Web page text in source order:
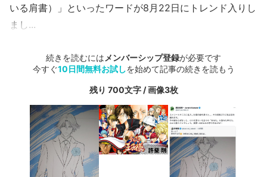
いる肩書）」といったワードが8月22日にトレンド入りし
まし...
続きを読むには メンバーシップ登録が必要です
今すぐ10日間無料お試しを始めて記事の続きを読もう
残り 700文字 / 画像3枚